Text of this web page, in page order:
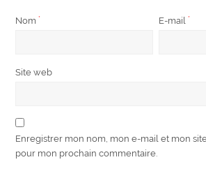
Nom * E-mail *
Site web
Enregistrer mon nom, mon e-mail et mon
pour mon prochain commentaire.